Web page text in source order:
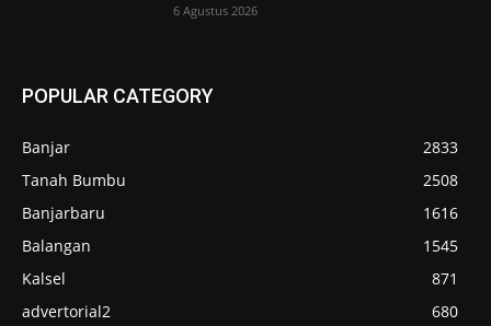
6 Agustus 2026
POPULAR CATEGORY
Banjar
2833
Tanah Bumbu
2508
Banjarbaru
1616
Balangan
1545
Kalsel
871
advertorial2
680